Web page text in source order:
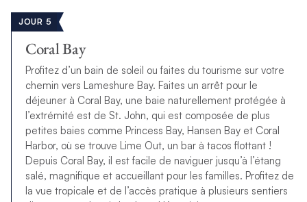
JOUR 5
Coral Bay
Profitez d’un bain de soleil ou faites du tourisme sur votre
chemin vers Lameshure Bay. Faites un arrêt pour le
déjeuner à Coral Bay, une baie naturellement protégée à
l’extrémité est de St. John, qui est composée de plus
petites baies comme Princess Bay, Hansen Bay et Coral
Harbor, où se trouve Lime Out, un bar à tacos flottant !
Depuis Coral Bay, il est facile de naviguer jusqu’à l’étang
salé, magnifique et accueillant pour les familles. Profitez de
la vue tropicale et de l’accès pratique à plusieurs sentiers